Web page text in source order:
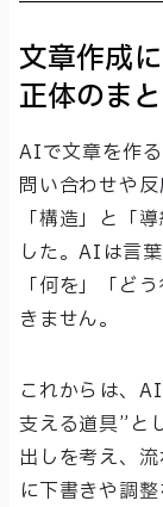
文章作成
正体のま
AIで文章を作
問い合わせや
「構造」と「
した。AIは言
「何を」「ど
きません。
これからは、
支える道具”と
出しを考え、
に下書きや調